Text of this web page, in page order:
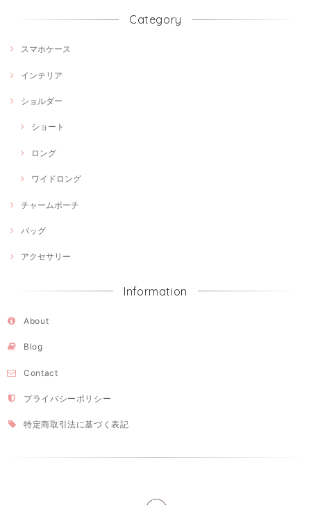
Category
スマホケース
インテリア
ショルダー
ショート
ロング
ワイドロング
チャームポーチ
バッグ
アクセサリー
Information
About
Blog
Contact
プライバシーポリシー
特定商取引法に基づく表記